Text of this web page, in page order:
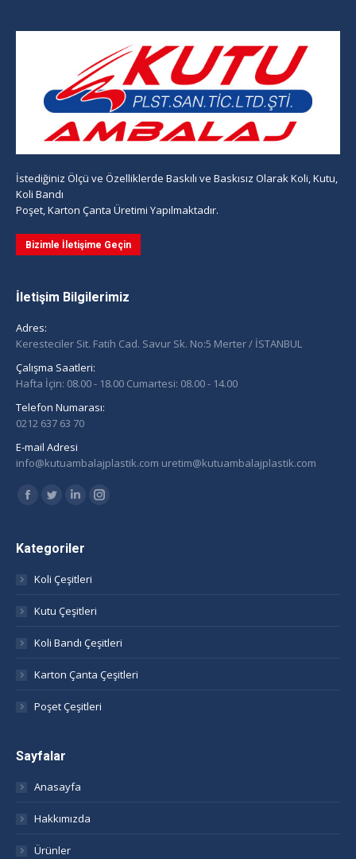
İstediğiniz Ölçü ve Özelliklerde Baskılı ve Baskısız Olarak Koli, Kutu,
Koli Bandı
Poşet, Karton Çanta Üretimi Yapılmaktadır.
Bizimle İletişime Geçin
İletişim Bilgilerimiz
Adres:
Keresteciler Sit. Fatih Cad. Savur Sk. No:5 Merter / İSTANBUL
Çalışma Saatleri:
Hafta İçin: 08.00 - 18.00 Cumartesi: 08.00 - 14.00
Telefon Numarası:
0212 637 63 70
E-mail Adresi
info@kutuambalajplastik.com uretim@kutuambalajplastik.com
Find us on:
Facebook
opens
new
window
Twitter
opens
new
window
Linkedin
opens
new
window
Instagram
Kategoriler
Koli Çeşitleri
Kutu Çeşitleri
Koli Bandı Çeşitleri
Karton Çanta Çeşitleri
Poşet Çeşitleri
Sayfalar
Anasayfa
Hakkımızda
Ürünler